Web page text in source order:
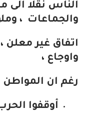
الناس نقلا الى
والجماعات ،
اتفاق غير معلن
واوجاع ،
رغم ان
أوقفوا